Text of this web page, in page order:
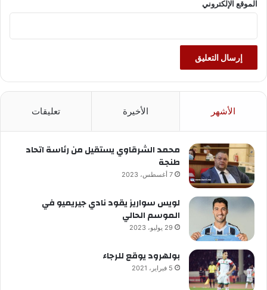
الموقع الإلكتروني
الأشهر الأخيرة تعليقات
محمد الشرقاوي يستقيل من رئاسة اتحاد
طنجة
7 أغسطس، 2023
لويس سواريز يقود نادي جيريميو في
الموسم الحالي
29 يوليو، 2023
بولهرود يوقع للرجاء
5 فبراير، 2021